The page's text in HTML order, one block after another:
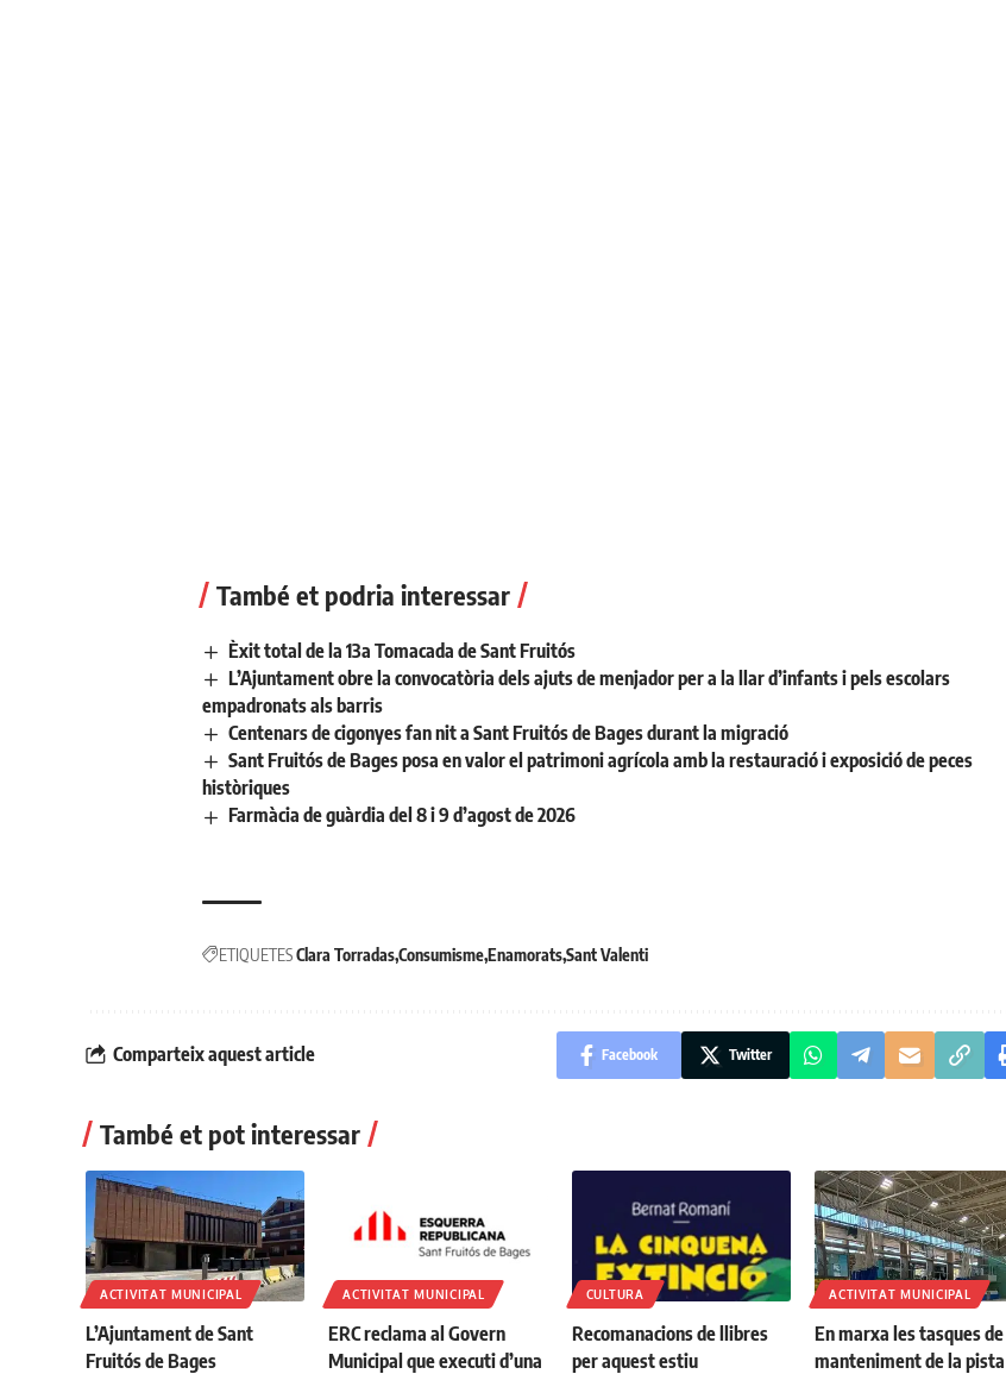
També et podria interessar
Èxit total de la 13a Tomacada de Sant Fruitós
L’Ajuntament obre la convocatòria dels ajuts de menjador per a la llar d’infants i pels escolars
empadronats als barris
Centenars de cigonyes fan nit a Sant Fruitós de Bages durant la migració
Sant Fruitós de Bages posa en valor el patrimoni agrícola amb la restauració i exposició de peces
històriques
Farmàcia de guàrdia del 8 i 9 d’agost de 2026
ETIQUETESClara TorradasConsumismeEnamoratsSant Valenti
Comparteix aquest article Facebook Twitter
També et pot interessar
ACTIVITAT MUNICIPAL
L’Ajuntament de Sant
Fruitós de Bages
ACTIVITAT MUNICIPAL
ERC reclama al Govern
Municipal que executi d’una
CULTURA
Recomanacions de llibres
per aquest estiu
ACTIVITAT MUNICIPAL
En marxa les tasques de
manteniment de la pista